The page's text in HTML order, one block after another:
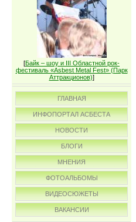
[Байк – шоу и III Областной рок-
фестиваль «Asbest Metal Fest» (Парк
Аттракционов)]
ГЛАВНАЯ
ИНФОПОРТАЛ АСБЕСТА
НОВОСТИ
БЛОГИ
МНЕНИЯ
ФОТОАЛЬБОМЫ
ВИДЕОСЮЖЕТЫ
ВАКАНСИИ